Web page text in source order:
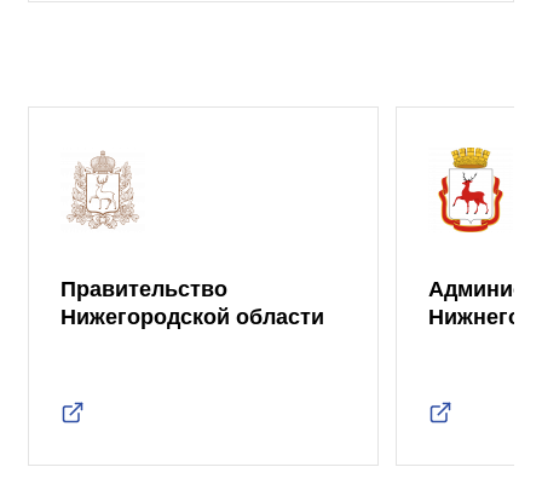
Правительство
Нижегородской области
Нижнего